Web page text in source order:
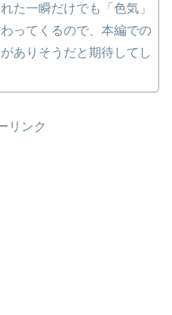
た一瞬だけでも「色気」
ってくるので、本編での
ありそうだと期待してし
リンク